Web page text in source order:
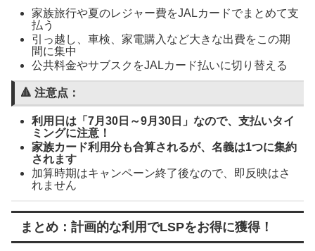
家族旅行や夏のレジャー費をJALカードでまとめて支
払う
引っ越し、車検、家電購入など大きな出費をこの期
間に集中
公共料金やサブスクをJALカード払いに切り替える
🔺 注意点：
利用日は「7月30日～9月30日」なので、支払いタイ
ミングに注意！
家族カード利用分も合算されるが、名義は1つに集約
されます
加算時期はキャンペーン終了後なので、即反映はさ
れません
まとめ：計画的な利用でLSPをお得に獲得！